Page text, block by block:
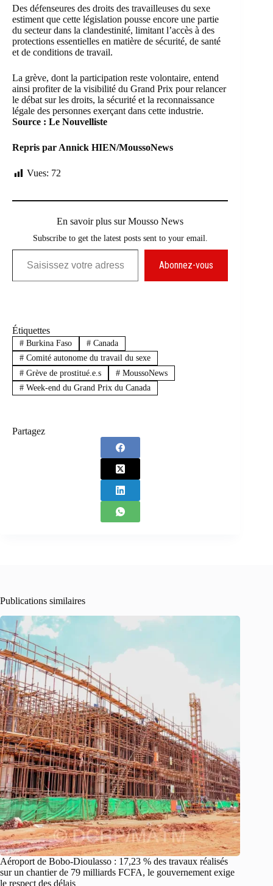
Des défenseures des droits des travailleuses du sexe
estiment que cette législation pousse encore une partie
du secteur dans la clandestinité, limitant l’accès à des
protections essentielles en matière de sécurité, de santé
et de conditions de travail.
La grève, dont la participation reste volontaire, entend
ainsi profiter de la visibilité du Grand Prix pour relancer
le débat sur les droits, la sécurité et la reconnaissance
légale des personnes exerçant dans cette industrie.
Source : Le Nouvelliste
Repris par Annick HIEN/MoussoNews
Vues: 72
En savoir plus sur Mousso News
Subscribe to get the latest posts sent to your email.
Saisissez votre adresse e-mail…
Abonnez-vous
Étiquettes
#Burkina Faso #Canada
#Comité autonome du travail du sexe
#Grève de prostitué.e.s #MoussoNews
#Week-end du Grand Prix du Canada
Partagez
Publications similaires
Aéroport de Bobo-Dioulasso : 17,23 % des travaux réalisés
sur un chantier de 79 milliards FCFA, le gouvernement exige
le respect des délais